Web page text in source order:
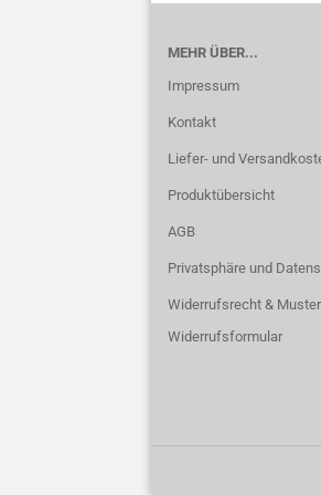
MEHR ÜBER...
Impressum
Kontakt
Liefer- und
Produktübersicht
AGB
Privatsphäre und
Widerrufsrecht &
Widerrufsformular